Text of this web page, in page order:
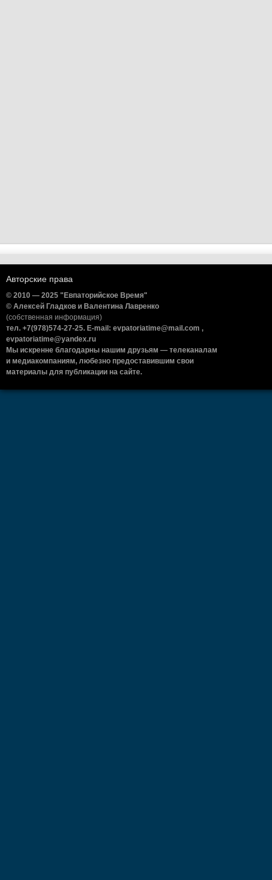
Авторские права
© 2010 — 2025 "Евпаторийское Время"
© Алексей Гладков и Валентина Лавренко
(собственная информация)
тел. +7(978)574-27-25. E-mail: evpatoriatime@mail.com ,
evpatoriatime@yandex.ru
Мы искренне благодарны нашим друзьям — телеканалам
и медиакомпаниям, любезно предоставившим свои
материалы для публикации на сайте.